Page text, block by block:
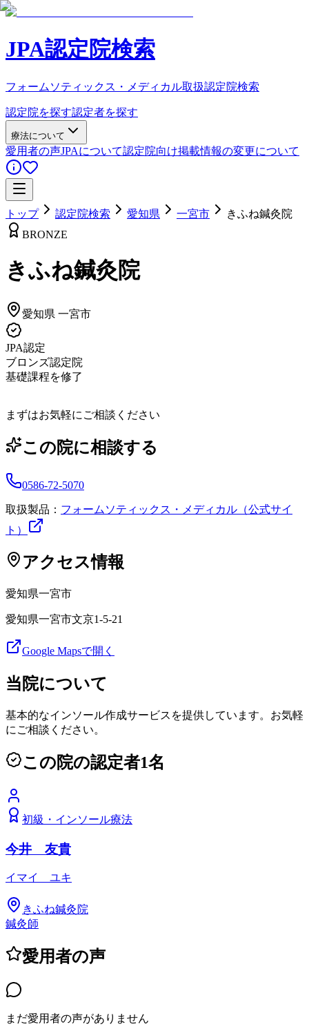
JPA認定院検索
フォームソティックス・メディカル取扱認定院検索
認定院を探す認定者を探す
療法について
愛用者の声JPAについて認定院向け掲載情報の変更について
トップ 認定院検索 愛知県 一宮市
きふね鍼灸院
BRONZE
きふね鍼灸院
愛知県 一宮市
JPA認定
ブロンズ認定院
基礎課程を修了
まずはお気軽にご相談ください
この院に相談する
0586-72-5070
取扱製品： フォームソティックス・メディカル（公式サイ
ト）
アクセス情報
愛知県一宮市
愛知県一宮市文京1-5-21
Google Mapsで開く
当院について
基本的なインソール作成サービスを提供しています。お気軽
にご相談ください。
この院の認定者1名
初級 ・ インソール療法
今井 友貴
イマイ ユキ
きふね鍼灸院
鍼灸師
愛用者の声
まだ愛用者の声がありません